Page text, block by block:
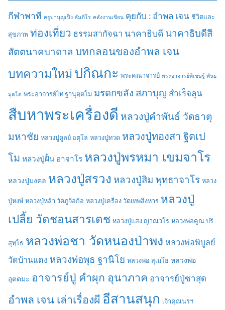
กีฬาพาที ครูบาบุญเป็ง คัมภีโร คลังงานเขียน คุยกับ : อำพล เจน ชีวิตและ
สุขภาพ ท่องเที่ยว ธรรมสากัจฉา นาคาธิบดี นาคาธิบดีสี
สัตตนาคบาดาล บทกลอนของอำพล เจน
บทความใหม่ ปกิณกะ พระคณาจารย์ พระอาจารย์พิเชษฐ์ พันธ
มุตโต พระอาจารย์ไท ฐานุตฺตโม มรดกขลัง สภาบุญ สำเร็จลุน
สืบหาพระเครื่องดี หลวงปู่คำพันธ์ วัดธาตุ
มหาชัย หลวงปู่ดูลย์ อตุโล หลวงปู่ทวด หลวงปู่ทองสา ฐิตเป
โม หลวงปู่ฝั้น อาจาโร หลวงปู่พรหมา เขมจาโร
หลวงปู่มงคล หลวงปู่สรวง หลวงปู่สิม พุทธาจาโร หลวง
ปู่หงษ์ หลวงปู่หล้า วัดภูจ้อก้อ หลวงปู่เครื่อง วัดเทพสิงหาร หลวงปู่
เปลี้ย วัดชอนสารเดช หลวงปู่แสง ญาณวโร หลวงพ่อคูณ ปริ
สุทฺโธ หลวงพ่อชา วัดหนองป่าพง หลวงพ่อพิบูลย์
วัดบ้านแดง หลวงพ่อพุธ ฐานิโย หลวงพ่อ สุเมโธ หลวงพ่อ
อุตตมะ อาจารย์ปู่ คำผุก อุนาภาค อาจารย์ปู่ซาสุด
อำพล เจน เล่าเรื่องผี อีสานสนุก เจ้าคุณนรฯ